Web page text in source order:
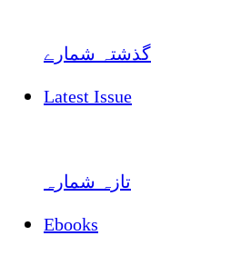
گذشتہ شمارے
Latest Issue
تازہ شمارہ
Ebooks